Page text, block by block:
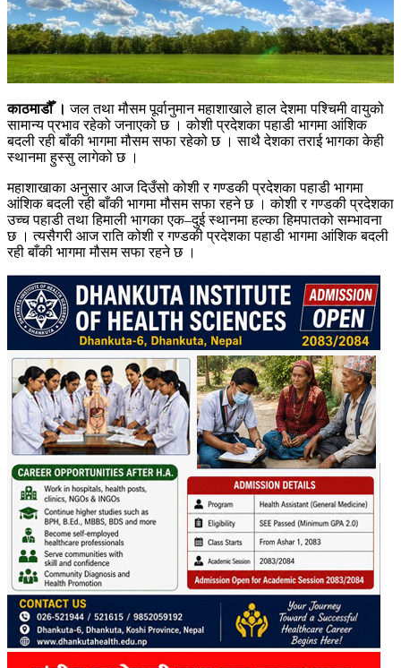
काठमाडौँ । जल तथा मौसम पूर्वानुमान महाशाखाले हाल देशमा पश्चिमी वायुको
सामान्य प्रभाव रहेको जनाएको छ । कोशी प्रदेशका पहाडी भागमा आंशिक
बदली रही बाँकी भागमा मौसम सफा रहेको छ । साथै देशका तराई भागका केही
स्थानमा हुस्सु लागेको छ ।
महाशाखाका अनुसार आज दिउँसो कोशी र गण्डकी प्रदेशका पहाडी भागमा
आंशिक बदली रही बाँकी भागमा मौसम सफा रहने छ । कोशी र गण्डकी प्रदेशका
उच्च पहाडी तथा हिमाली भागका एक–दुई स्थानमा हल्का हिमपातको सम्भावना
छ । त्यसैगरी आज राति कोशी र गण्डकी प्रदेशका पहाडी भागमा आंशिक बदली
रही बाँकी भागमा मौसम सफा रहने छ ।